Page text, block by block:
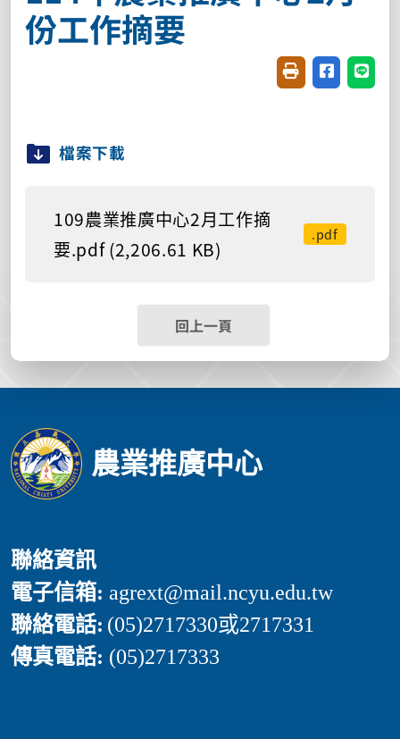
份工作摘要
友善列印(開新視
分享至臉書
分享
檔案下載
109農業推廣中心2月工作摘
要.pdf (2,206.61 KB)
.pdf
回上一頁
農業推廣中心
聯絡資訊
電子信箱: agrext@mail.ncyu.edu.tw
聯絡電話: (05)2717330或2717331
傳真電話: (05)2717333